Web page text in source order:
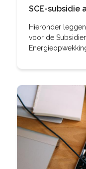
SCE-subsidie
Hieronder
voor de
voor